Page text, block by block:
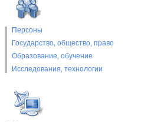
Персоны
Государство, общество, право
Образование, обучение
Исследования, технологии